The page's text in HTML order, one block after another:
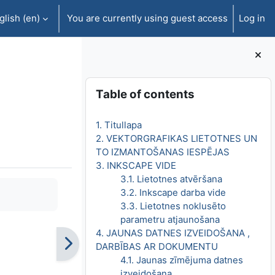
‎(en)‎ You are currently using guest access Log in
Blocks
Skip Table of contents
Table of contents
1. Titullapa
2. VEKTORGRAFIKAS LIETOTNES UN
TO IZMANTOŠANAS IESPĒJAS
3. INKSCAPE VIDE
3.1. Lietotnes atvēršana
3.2. Inkscape darba vide
3.3. Lietotnes noklusēto
parametru atjaunošana
4. JAUNAS DATNES IZVEIDOŠANA ,
DARBĪBAS AR DOKUMENTU
4.1. Jaunas zīmējuma datnes